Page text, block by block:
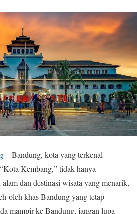
– Bandung, kota yang terkenal
Kembang,” tidak hanya
dan destinasi wisata yang menarik,
oleh khas Bandung yang tetap
mampir ke Bandung, jangan lupa